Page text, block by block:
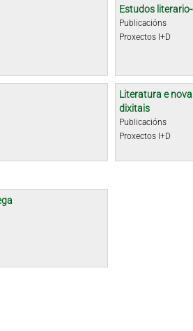
Estudos
Publicacións
Proxectos I+D
Literatura e
dixitais
Publicacións
Proxectos I+D